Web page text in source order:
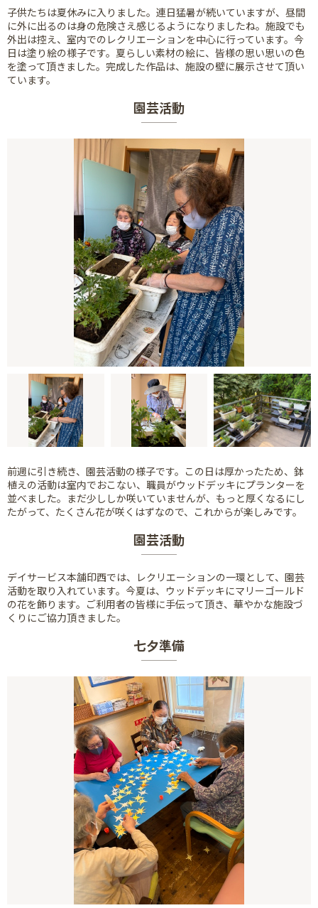
子供たちは夏休みに入りました。連日猛暑が続いていますが、昼間
に外に出るのは身の危険さえ感じるようになりましたね。施設でも
外出は控え、室内でのレクリエーションを中心に行っています。今
日は塗り絵の様子です。夏らしい素材の絵に、皆様の思い思いの色
を塗って頂きました。完成した作品は、施設の壁に展示させて頂い
ています。
園芸活動
前週に引き続き、園芸活動の様子です。この日は厚かったため、鉢
植えの活動は室内でおこない、職員がウッドデッキにプランターを
並べました。まだ少ししか咲いていませんが、もっと厚くなるにし
たがって、たくさん花が咲くはずなので、これからが楽しみです。
園芸活動
デイサービス本舗印西では、レクリエーションの一環として、園芸
活動を取り入れています。今夏は、ウッドデッキにマリーゴールド
の花を飾ります。ご利用者の皆様に手伝って頂き、華やかな施設づ
くりにご協力頂きました。
七夕準備